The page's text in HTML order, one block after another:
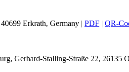
Erkrath, Germany | PDF | QR-
Gerhard-Stalling-Straße 22, 26135